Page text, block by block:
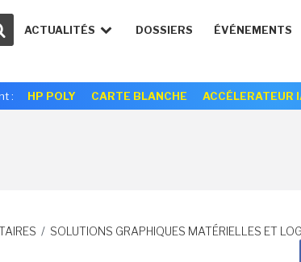
ACTUALITÉS DOSSIERS ÉVÉNEMENTS
: HP POLY CARTE BLANCHE ACCÉLERATEUR
/ SOLUTIONS GRAPHIQUES MATÉRIELLES ET